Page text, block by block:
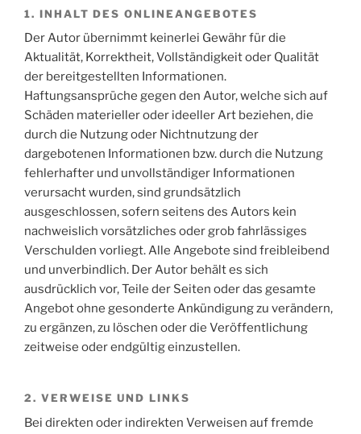
1. INHALT DES ONLINEANGEBOTES
Der Autor übernimmt keinerlei Gewähr für die
Aktualität, Korrektheit, Vollständigkeit oder Qualität
der bereitgestellten Informationen.
Haftungsansprüche gegen den Autor, welche sich auf
Schäden materieller oder ideeller Art beziehen, die
durch die Nutzung oder Nichtnutzung der
dargebotenen Informationen bzw. durch die Nutzung
fehlerhafter und unvollständiger Informationen
verursacht wurden, sind grundsätzlich
ausgeschlossen, sofern seitens des Autors kein
nachweislich vorsätzliches oder grob fahrlässiges
Verschulden vorliegt. Alle Angebote sind freibleibend
und unverbindlich. Der Autor behält es sich
ausdrücklich vor, Teile der Seiten oder das gesamte
Angebot ohne gesonderte Ankündigung zu verändern,
zu ergänzen, zu löschen oder die Veröffentlichung
zeitweise oder endgültig einzustellen.
2. VERWEISE UND LINKS
Bei direkten oder indirekten Verweisen auf fremde